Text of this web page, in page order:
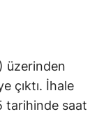
üzerinden
çıktı. İhale
tarihinde saat